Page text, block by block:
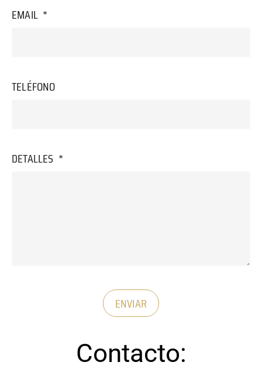
EMAIL
TELÉFONO
DETALLES
ENVIAR
Contacto: